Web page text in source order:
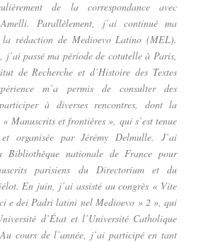
de la correspondance avec
Parallèlement, j’ai continué ma
la rédaction de Medioevo Latino (MEL).
j’ai passé ma période de cotutelle à Paris,
de Recherche et d’Histoire des Textes
m’a permis de consulter des
à diverses rencontres, dont la
Manuscrits et frontières », qui s’est tenue
organisée par Jérémy Delmulle. J’ai
Bibliothèque nationale de France pour
parisiens du Directorium et du
En juin, j’ai assisté au congrès « Vite
e dei Padri latini nel Medioevo » 2 », qui
d’État et l’Université Catholique
cours de l’année, j’ai participé en tant